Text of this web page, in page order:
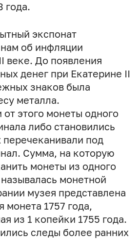
года.
экспонат
об инфляции
веке. До появления
денег при Екатерине II
знаков была
металла.
от этого монеты одного
либо становились
перечеканивали под
Сумма, на которую
монеты из одного
монетной
музея представлена
монета 1757 года,
из 1 копейки 1755 года.
следы более ранних